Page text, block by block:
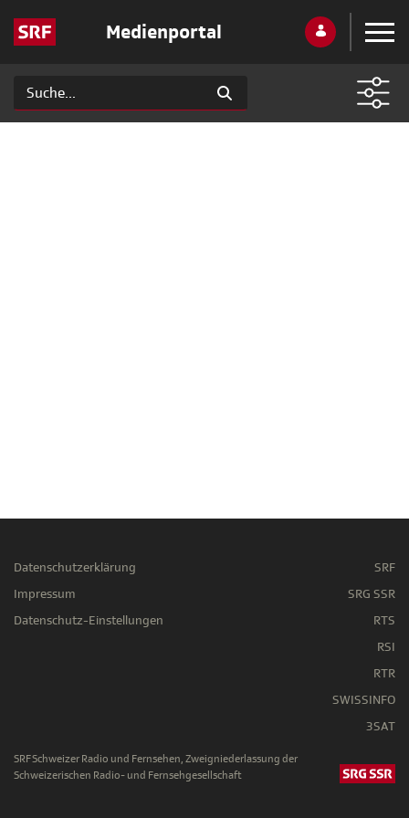
Medienportal
Datenschutzerklärung
Impressum
Datenschutz-Einstellungen
SRF
SRG SSR
RTS
RSI
RTR
SWISSINFO
3SAT
SRF Schweizer Radio und Fernsehen, Zweigniederlassung der
Schweizerischen Radio- und Fernsehgesellschaft